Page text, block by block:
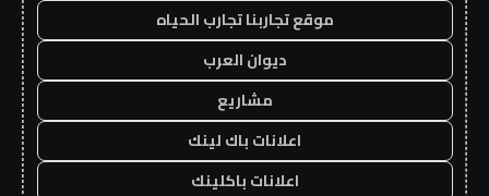
موقع تجاربنا تجارب الحياه
ديوان العرب
مشاريع
اعلانات باك لينك
اعلانات باكلينك